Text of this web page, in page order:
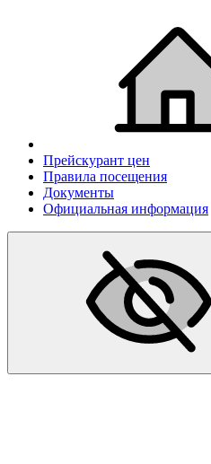
Прейскурант цен
Правила посещения
Документы
Официальная информация